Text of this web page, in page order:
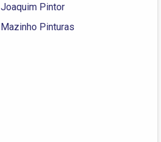
Joaquim Pintor
Mazinho Pinturas